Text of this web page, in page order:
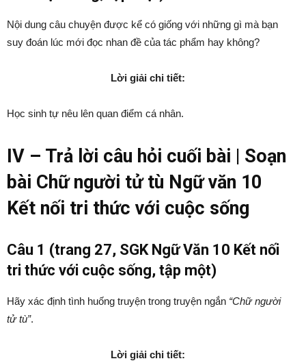
Nội dung câu chuyện được kể có giống với những gì mà bạn
suy đoán lúc mới đọc nhan đề của tác phẩm hay không?
Lời giải chi tiết:
Học sinh tự nêu lên quan điểm cá nhân.
IV – Trả lời câu hỏi cuối bài | Soạn
bài Chữ người tử tù Ngữ văn 10
Kết nối tri thức với cuộc sống
Câu 1 (trang 27, SGK Ngữ Văn 10 Kết nối
tri thức với cuộc sống, tập một)
Hãy xác định tình huống truyện trong truyện ngắn “Chữ người
tử tù”.
Lời giải chi tiết: